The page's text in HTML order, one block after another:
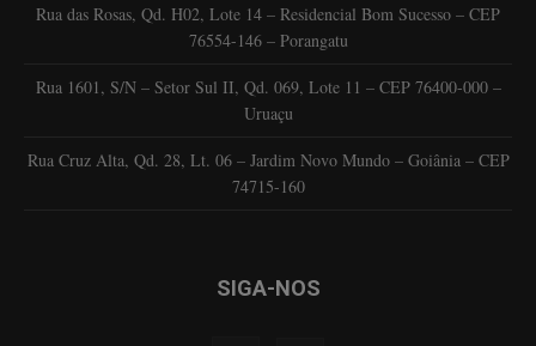
Rua das Rosas, Qd. H02, Lote 14 – Residencial Bom Sucesso – CEP
76554-146 – Porangatu
Rua 1601, S/N – Setor Sul II, Qd. 069, Lote 11 – CEP 76400-000 –
Uruaçu
Rua Cruz Alta, Qd. 28, Lt. 06 – Jardim Novo Mundo – Goiânia – CEP
74715-160
SIGA-NOS